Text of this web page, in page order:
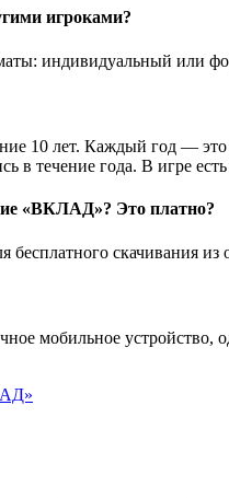
игроками?
индивидуальный или
10 лет. Каждый год —
в течение года. В игре
«ВКЛАД»? Это платно?
скачивания
мобильное устройство,